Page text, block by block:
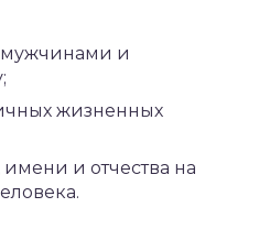
и
жизненных
и отчества на